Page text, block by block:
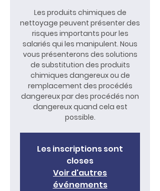
Les produits chimiques de
nettoyage peuvent présenter des
risques importants pour les
salariés qui les manipulent. Nous
vous présenterons des solutions
de substitution des produits
chimiques dangereux ou de
remplacement des procédés
dangereux par des procédés non
dangereux quand cela est
possible.
Les inscriptions sont
closes
Voir d'autres
événements